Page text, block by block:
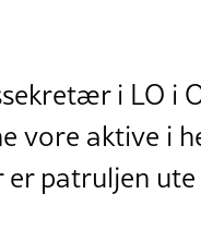
i LO i
vore aktive i
patruljen